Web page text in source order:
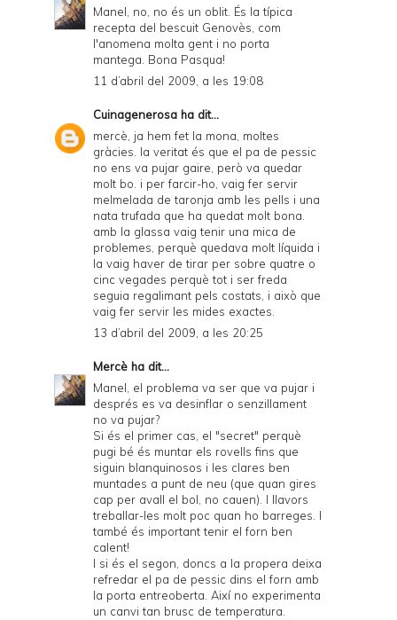
Manel, no, no és un oblit. És la típica
recepta del bescuit Genovès, com
l'anomena molta gent i no porta
mantega. Bona Pasqua!
11 d’abril del 2009, a les 19:08
Cuinagenerosa ha dit...
mercè, ja hem fet la mona, moltes
gràcies. la veritat és que el pa de pessic
no ens va pujar gaire, però va quedar
molt bo. i per farcir-ho, vaig fer servir
melmelada de taronja amb les pells i una
nata trufada que ha quedat molt bona.
amb la glassa vaig tenir una mica de
problemes, perquè quedava molt líquida i
la vaig haver de tirar per sobre quatre o
cinc vegades perquè tot i ser freda
seguia regalimant pels costats, i això que
vaig fer servir les mides exactes.
13 d’abril del 2009, a les 20:25
Mercè ha dit...
Manel, el problema va ser que va pujar i
després es va desinflar o senzillament
no va pujar?
Si és el primer cas, el "secret" perquè
pugi bé és muntar els rovells fins que
siguin blanquinosos i les clares ben
muntades a punt de neu (que quan gires
cap per avall el bol, no cauen). I llavors
treballar-les molt poc quan ho barreges. I
també és important tenir el forn ben
calent!
I si és el segon, doncs a la propera deixa
refredar el pa de pessic dins el forn amb
la porta entreoberta. Així no experimenta
un canvi tan brusc de temperatura.